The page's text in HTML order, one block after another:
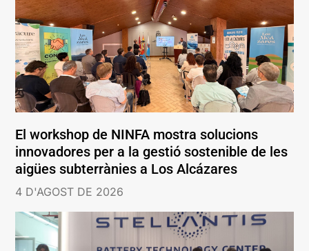
El workshop de NINFA mostra solucions
innovadores per a la gestió sostenible de les
aigües subterrànies a Los Alcázares
4 D'AGOST DE 2026